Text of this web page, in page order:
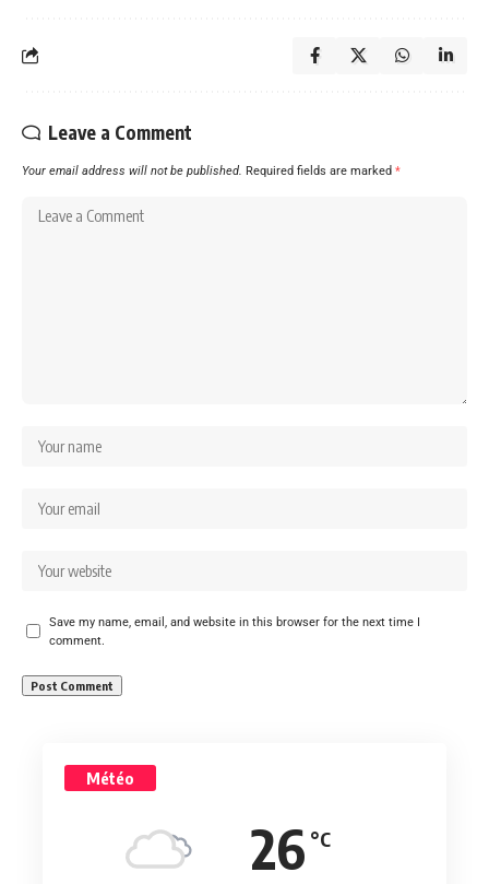
Leave a Comment
Your email address will not be published. Required fields are marked *
Save my name, email, and website in this browser for the next time I
comment.
Météo
26 °C